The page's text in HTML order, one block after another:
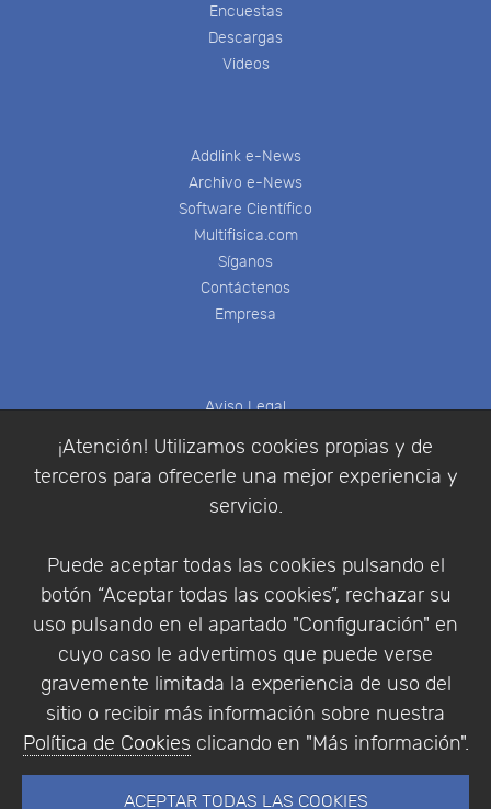
¡Atención! Utilizamos cookies propias y de
terceros para ofrecerle una mejor experiencia y
servicio.
Puede aceptar todas las cookies pulsando el
botón “Aceptar todas las cookies”, rechazar su
uso pulsando en el apartado "Configuración" en
cuyo caso le advertimos que puede verse
gravemente limitada la experiencia de uso del
sitio o recibir más información sobre nuestra
Política de Cookies clicando en "Más información".
ACEPTAR TODAS LAS COOKIES
Encuestas
Descargas
Videos
Addlink e-News
Archivo e-News
Software Científico
Multifisica.com
Síganos
Contáctenos
Empresa
Aviso Legal
Política de Privacidad
Condiciones de compra
Identificarse
Empresa|Aviso Legal| Política de Privacidad |
Política de Cookies
© Copyright 1994 - 2026. Addlink Software
Científico, S.L.